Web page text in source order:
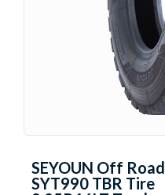
SEYOUN Off Road
SYT990 TBR Tire